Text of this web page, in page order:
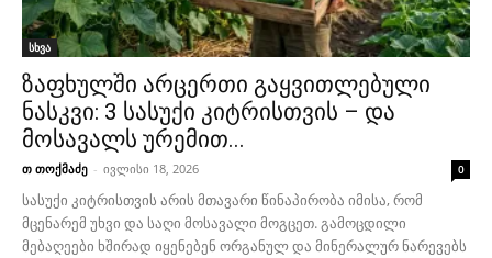
სხვა
ზაფხულში არცერთი გაყვითლებული
ნასკვი: 3 სასუქი კიტრისთვის – და
მოსავალს ურემით...
თ თოქმაძე - ივლისი 18, 2026 0
სასუქი კიტრისთვის არის მთავარი წინაპირობა იმისა, რომ
მცენარემ უხვი და საღი მოსავალი მოგცეთ. გამოცდილი
მებაღეები ხშირად იყენებენ ორგანულ და მინერალურ ნარევებს